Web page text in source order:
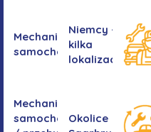
Mechanika
samochodowa
Niemcy -
kilka
lokalizacji
Mechanika
samochodowa
Okolice